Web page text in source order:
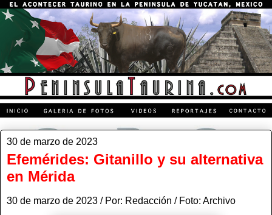
30 de marzo de 2023
Efemérides: Gitanillo y su alternativa
en Mérida
30 de marzo de 2023 / Por: Redacción / Foto: Archivo